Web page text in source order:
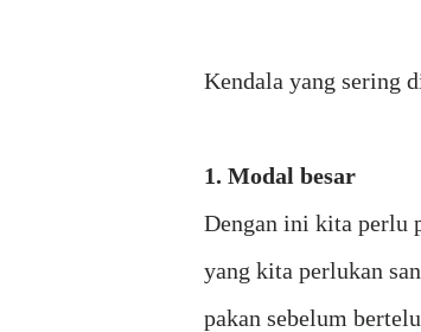
Kendala yang sering
1. Modal besar
Dengan ini kita perlu
yang kita perlukan
pakan sebelum